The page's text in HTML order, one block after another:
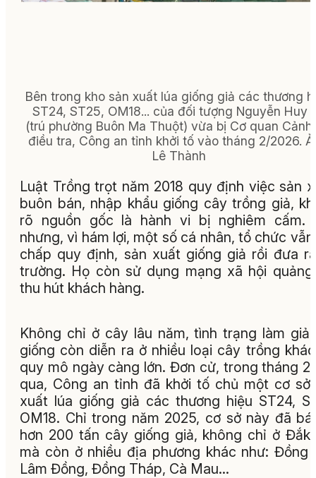
Bên trong kho sản xuất lúa giống giả các thương
ST24, ST25, OM18... của đối tượng Nguyễn Huy
(trú phường Buôn Ma Thuột) vừa bị Cơ quan Cảnh
điều tra, Công an tỉnh khởi tố vào tháng 2/2026.
Lê Thành
Luật Trồng trọt năm 2018 quy định việc sản
buôn bán, nhập khẩu giống cây trồng giả,
rõ nguồn gốc là hành vi bị nghiêm cấm.
nhưng, vì hám lợi, một số cá nhân, tổ chức
chấp quy định, sản xuất giống giả rồi đưa
trường. Họ còn sử dụng mạng xã hội
thu hút khách hàng.
Không chỉ ở cây lâu năm, tình trạng làm giả
giống còn diễn ra ở nhiều loại cây trồng
quy mô ngày càng lớn. Đơn cử, trong tháng 2
qua, Công an tỉnh đã khởi tố chủ một cơ sở
xuất lúa giống giả các thương hiệu ST24,
OM18. Chỉ trong năm 2025, cơ sở này đã
hơn 200 tấn cây giống giả, không chỉ ở Đắk
mà còn ở nhiều địa phương khác như: Đồng
Lâm Đồng, Đồng Tháp, Cà Mau…